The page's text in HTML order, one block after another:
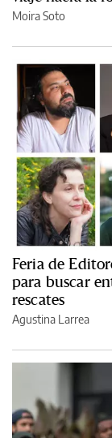
Moira Soto
Feria de
para buscar
rescates
Agustina Larrea